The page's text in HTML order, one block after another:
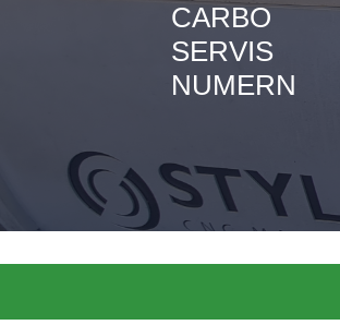
CARBO
SERVIS
NUMERN